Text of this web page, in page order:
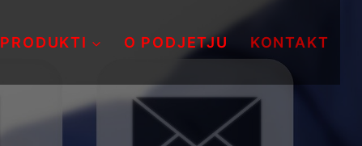
PRODUKTI O PODJETJU KONTAKT